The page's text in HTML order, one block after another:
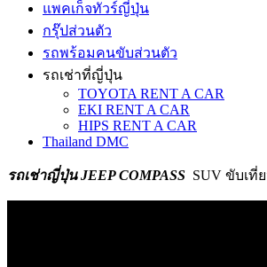
แพคเก็จทัวร์ญี่ปุ่น
กรุ๊ปส่วนตัว
รถพร้อมคนขับส่วนตัว
รถเช่าที่ญี่ปุ่น
TOYOTA RENT A CAR
EKI RENT A CAR
HIPS RENT A CAR
Thailand DMC
รถเช่าญี่ปุ่น JEEP COMPASS SUV ขับเที่